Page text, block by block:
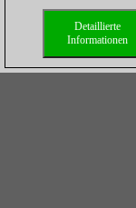
Detaillierte
Informationen